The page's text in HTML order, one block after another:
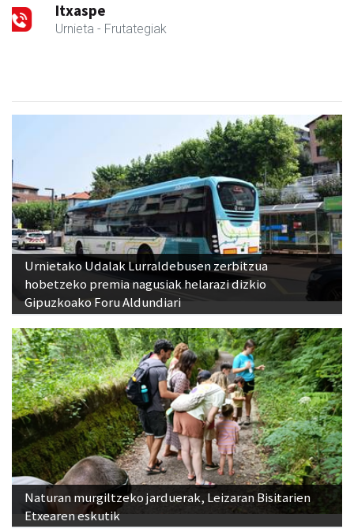
Itxaspe
Urnieta - Frutategiak
Urnietako Udalak Lurraldebusen zerbitzua
hobetzeko premia nagusiak helarazi dizkio
Gipuzkoako Foru Aldundiari
Naturan murgiltzeko jarduerak, Leizaran Bisitarien
Etxearen eskutik